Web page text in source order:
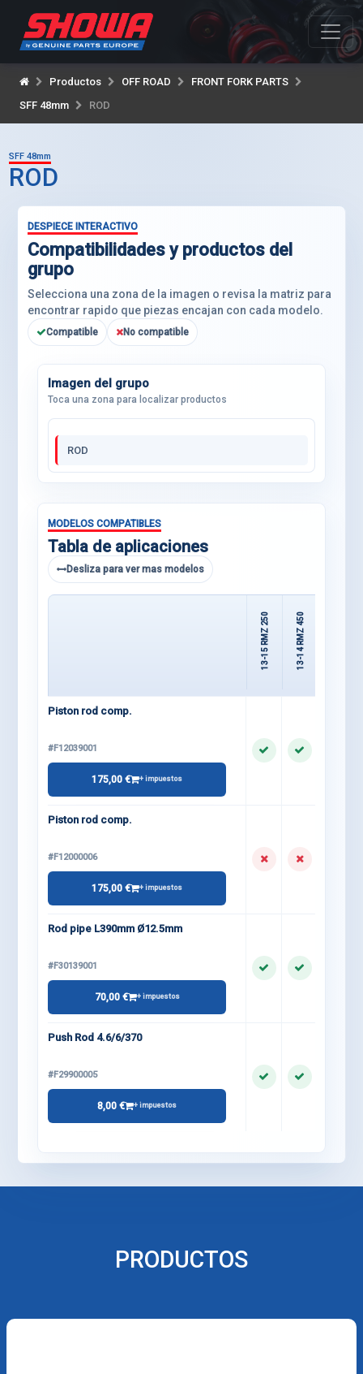
Productos OFF ROAD
FRONT FORK PARTS
SFF 48mm
ROD
SFF 48mm
ROD
DESPIECE INTERACTIVO
Compatibilidades y productos del
grupo
Selecciona una zona de la imagen o revisa la matriz para
encontrar rapido que piezas encajan con cada modelo.
Compatible No compatible
Imagen del grupo
Toca una zona para localizar productos
ROD
MODELOS COMPATIBLES
Tabla de aplicaciones
Desliza para ver mas modelos
13-15 RMZ 250 13-14 RMZ 450
Piston rod comp.
#F12039001
175,00 € + impuestos
Piston rod comp.
#F12000006
175,00 € + impuestos
Rod pipe L390mm Ø12.5mm
#F30139001
70,00 € + impuestos
Push Rod 4.6/6/370
#F29900005
8,00 € + impuestos
PRODUCTOS